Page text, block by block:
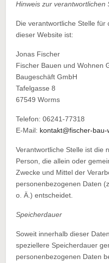
Hinweis zur verantwortlichen
Die verantwortliche Stelle
dieser Website ist:
Jonas Fischer
Fischer Bauen und Wohnen
Baugeschäft GmbH
Tafelgasse 8
67549 Worms
Telefon: 06241-77318
E-Mail: kontakt@fischer-
Verantwortliche Stelle ist die
Person, die allein oder
Zwecke und Mittel der
personenbezogenen Daten
o. Ä.) entscheidet.
Speicherdauer
Soweit innerhalb dieser
speziellere Speicherdauer
personenbezogenen Daten